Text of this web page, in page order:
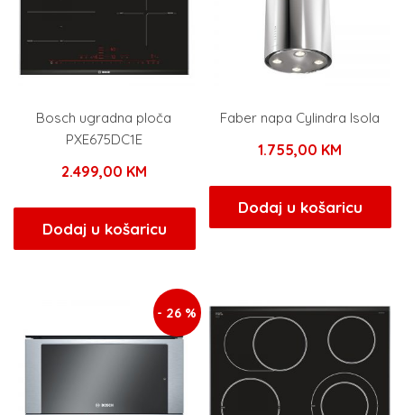
Bosch ugradna ploča
PXE675DC1E
2.499,00 KM
Dodaj u košaricu
Faber napa Cylindra Isola
1.755,00 KM
Dodaj u košaricu
- 26 %